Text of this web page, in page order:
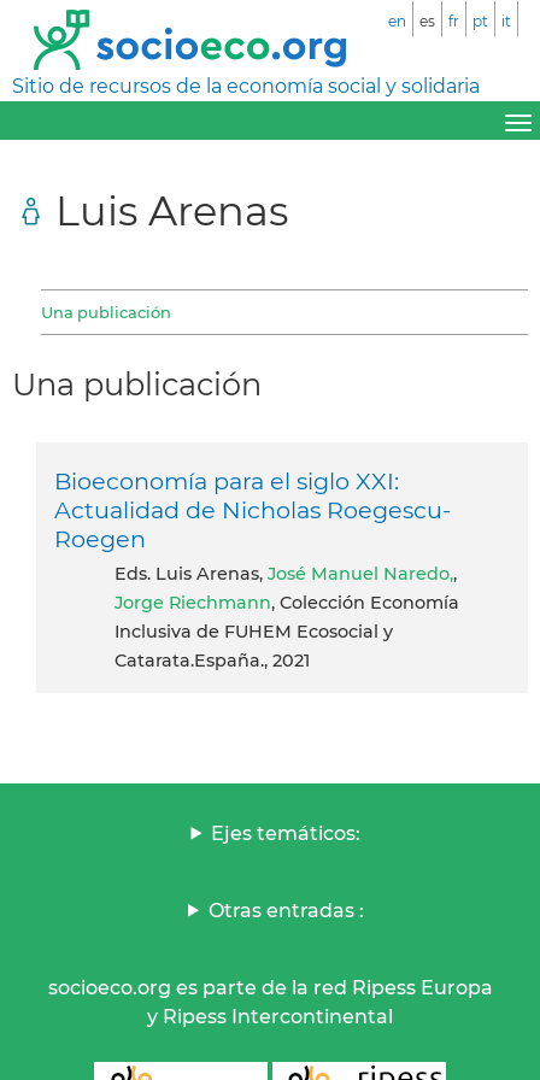
Sitio de recursos de la economía social y solidaria
en es fr pt it
Luis Arenas
Una publicación
Una publicación
Bioeconomía para el siglo XXI:
Actualidad de Nicholas Roegescu-
Roegen
Eds. Luis Arenas, José Manuel Naredo,,
Jorge Riechmann, Colección Economía
Inclusiva de FUHEM Ecosocial y
Catarata.España., 2021
Ejes temáticos:
Otras entradas :
socioeco.org es parte de la red Ripess Europa
y Ripess Intercontinental